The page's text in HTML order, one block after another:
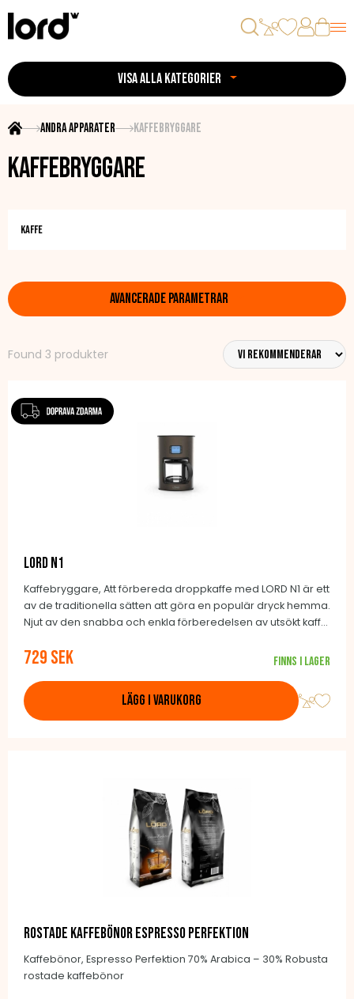
VISA ALLA KATEGORIER
Andra apparater Kaffebryggare
Kaffebryggare
Kaffe
AVANCERADE PARAMETRAR
Found 3 produkter
LORD N1
Kaffebryggare, Att förbereda droppkaffe med LORD N1 är ett
av de traditionella sätten att göra en populär dryck hemma.
Njut av den snabba och enkla förberedelsen av utsökt kaffe
kaffemaskin. Kaffebryggaren erbjuder också en LCD-skärm
729 SEK Finns i lager
LÄGG I VARUKORG
Rostade kaffebönor Espresso Perfektion
Kaffebönor, Espresso Perfektion 70% Arabica – 30% Robusta
rostade kaffebönor